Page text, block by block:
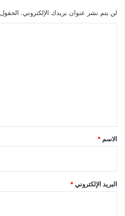
لن يتم نشر عنوان بريدك الإلكتروني. الحقول
الاسم *
البريد الإلكتروني*